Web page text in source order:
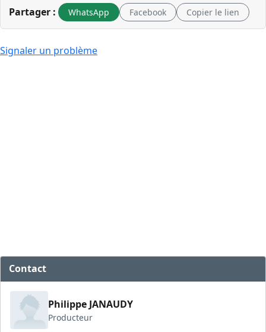
Partager : WhatsApp Facebook Copier le lien
Signaler un problème
Contact
Philippe JANAUDY
Producteur